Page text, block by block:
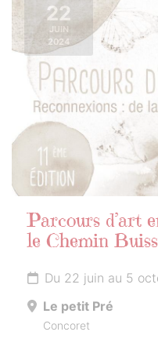
22
JUIN
2024
Parcours d’art
le Chemin
Du 22 juin au 5
Le petit Pré
Concoret